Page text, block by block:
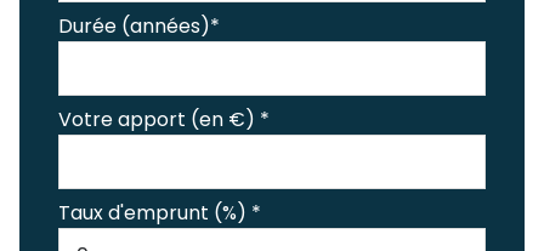
Durée (années)*
Votre apport (en €) *
Taux d'emprunt (%) *